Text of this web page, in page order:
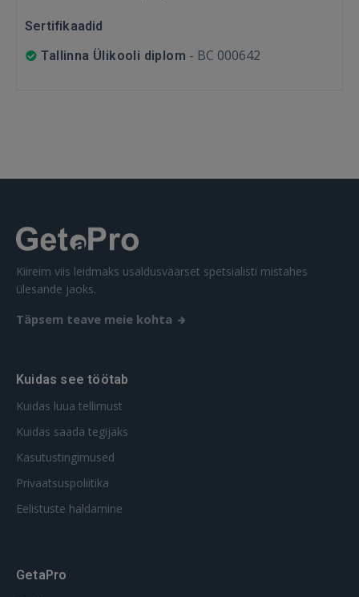
 Sign in with Apple
Sertifikaadid
Tallinna Ülikooli diplom - BC 000642
Kiireim viis leidmaks usaldusväärset spetsialisti mistahes
ülesande jaoks.
Täpsem teave meie kohta
Kuidas see töötab
Kuidas luua tellimust
Kuidas saada tegijaks
Kasutustingimused
Privaatsuspoliitika
Eelistuste haldamine
GetaPro